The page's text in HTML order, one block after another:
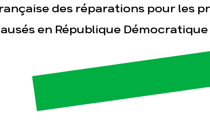
Publications
des réparations pour les
en République Démocratique